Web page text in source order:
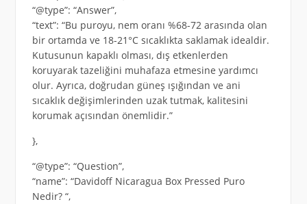
“@type”: “Answer”,
“text”: “Bu puroyu, nem oranı %68-72 arasında olan
bir ortamda ve 18-21°C sıcaklıkta saklamak idealdir.
Kutusunun kapaklı olması, dış etkenlerden
koruyarak tazeliğini muhafaza etmesine yardımcı
olur. Ayrıca, doğrudan güneş ışığından ve ani
sıcaklık değişimlerinden uzak tutmak, kalitesini
korumak açısından önemlidir.”
},
“@type”: “Question”,
“name”: “Davidoff Nicaragua Box Pressed Puro
Nedir? “,